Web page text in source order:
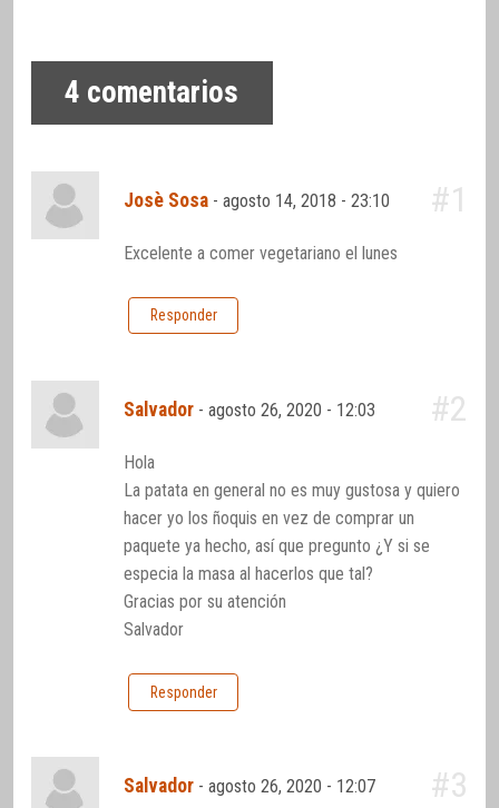
4 comentarios
Josè Sosa -agosto 14, 2018 - 23:10 #1
Excelente a comer vegetariano el lunes
Responder
Salvador -agosto 26, 2020 - 12:03 #2
Hola
La patata en general no es muy gustosa y quiero
hacer yo los ñoquis en vez de comprar un
paquete ya hecho, así que pregunto ¿Y si se
especia la masa al hacerlos que tal?
Gracias por su atención
Salvador
Responder
Salvador -agosto 26, 2020 - 12:07 #3